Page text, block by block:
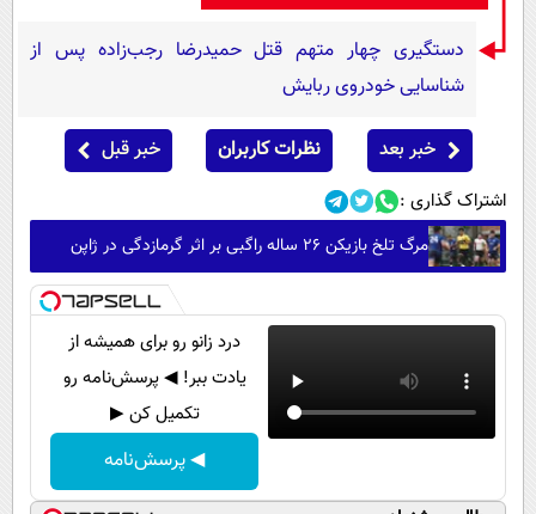
دستگیری چهار متهم قتل حمیدرضا رجب‌زاده پس از
شناسایی خودروی ربایش
خبر بعد نظرات کاربران خبر قبل
اشتراک گذاری :
مرگ تلخ بازیکن ۲۶ ساله راگبی بر اثر گرمازدگی در ژاپن
درد زانو رو برای همیشه از
یادت ببر! ◀ پرسش‌نامه رو
تکمیل کن ▶
◀ پرسش‌نامه